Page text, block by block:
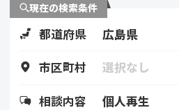
現在の検索条件
都道府県 広島県
市区町村 選択なし
相談内容 個人再生